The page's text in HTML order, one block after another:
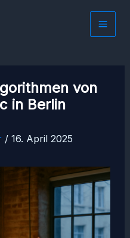
von
in Berlin
/ 16. April 2025